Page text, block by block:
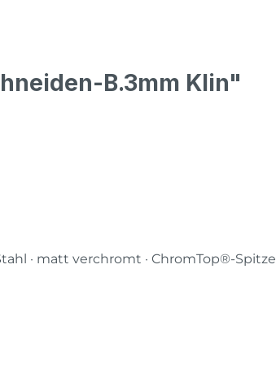
B.3mm Klin"
· matt verchromt · ChromTop®-Spitze